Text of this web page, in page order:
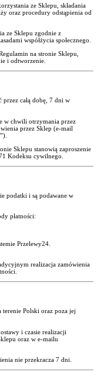
ze Sklepu, składania
oraz procedury odstąpienia od
ze Sklepu zgodnie z
współżycia społecznego.
na stronie Sklepu,
i odtworzenie.
przez całą dobę, 7 dni w
w chwili otrzymania przez
przez Sklep (e-mail
Sklepu stanowią zaproszenie
Kodeksu cywilnego.
podatki i są podawane w
płatności:
Przelewy24.
realizacja zamówienia
terenie Polski oraz poza jej
i czasie realizacji
oraz w e-mailu
nie przekracza 7 dni.